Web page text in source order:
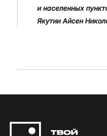
и населенных
Якутии Айсен